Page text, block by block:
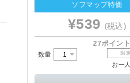
ソフマップ特価
¥539 (税込)
27ポイン
数量 限
お一